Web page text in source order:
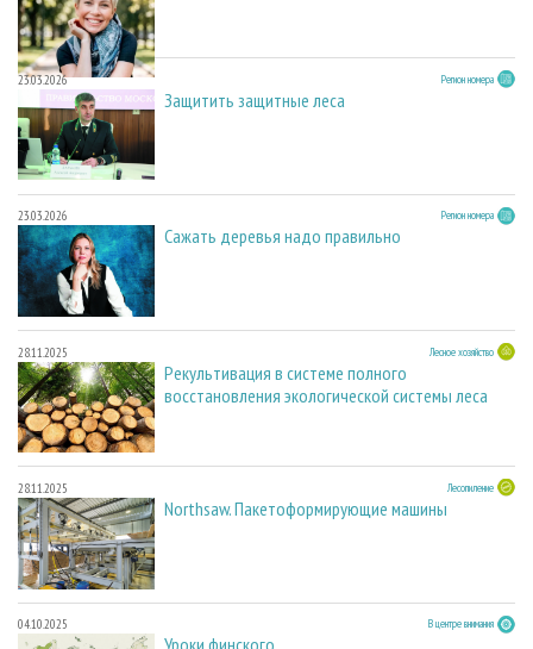
23.03.2026 Регион номера
Защитить защитные леса
23.03.2026 Регион номера
Сажать деревья надо правильно
28.11.2025 Лесное хозяйство
Рекультивация в системе полного
восстановления экологической системы леса
28.11.2025 Лесопиление
Northsaw. Пакетоформирующие машины
04.10.2025 В центре внимания